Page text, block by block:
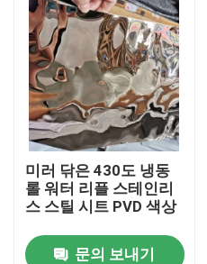
미러 닦은 430도 냉동
롤 워터 리플 스테인리
스 스틸 시트 PVD 색상
문의 보내기